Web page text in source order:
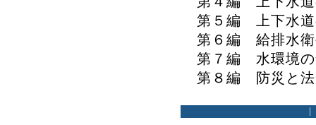
第５編 上下水道
第６編 給排水衛
第７編 水環境の
第８編 防災と